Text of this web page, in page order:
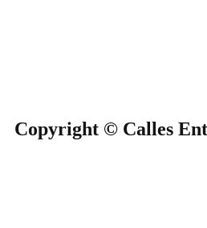
Copyright © Calles